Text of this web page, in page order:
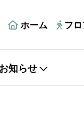
ホーム フ
お知らせ